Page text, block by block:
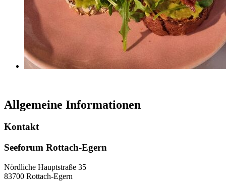
Allgemeine Informationen
Kontakt
Seeforum Rottach-Egern
Nördliche Hauptstraße 35
83700 Rottach-Egern